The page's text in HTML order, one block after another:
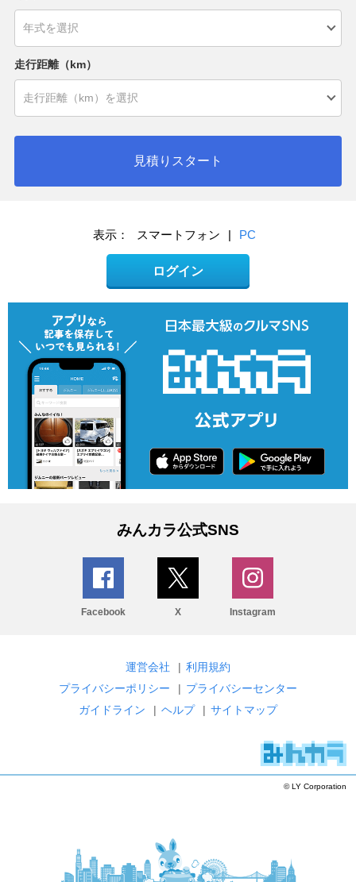
走行距離（km）
見積りスタート
表示： スマートフォン | PC
ログイン
みんカラ公式SNS
Facebook X Instagram
運営会社 | 利用規約
プライバシーポリシー
| プライバシーセンター
ガイドライン
| ヘルプ | サイトマップ
© LY Corporation